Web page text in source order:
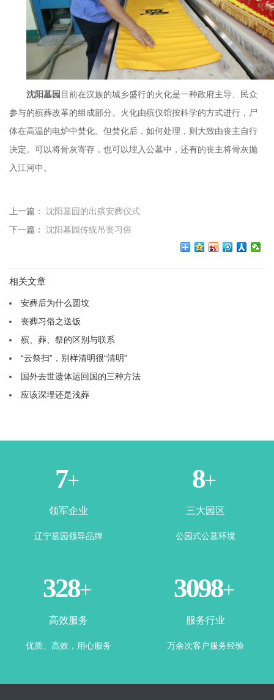
沈阳墓园 目前在汉族的城乡盛行的火化是一种政府主导、民众
参与的殡葬改革的组成部分。火化由殡仪馆按科学的方式进行，尸
体在高温的电炉中焚化。但焚化后，如何处理，则大致由丧主自行
决定。可以将骨灰寄存，也可以埋入公墓中，还有的丧主将骨灰抛
入江河中。
上一篇： 沈阳墓园的出殡安葬仪式
下一篇： 沈阳墓园传统吊丧习俗
相关文章
安葬后为什么圆坟
丧葬习俗之送饭
殡、葬、祭的区别与联系
“云祭扫”，别样清明很“清明”
国外去世遗体运回国的三种方法
应该深埋还是浅葬
1+
领军企业
辽宁墓园领导品牌
3+
三大园区
公园式公墓环境
365+
高效服务
优质、高效，用心服务
3500+
服务行业
万余次客户服务经验